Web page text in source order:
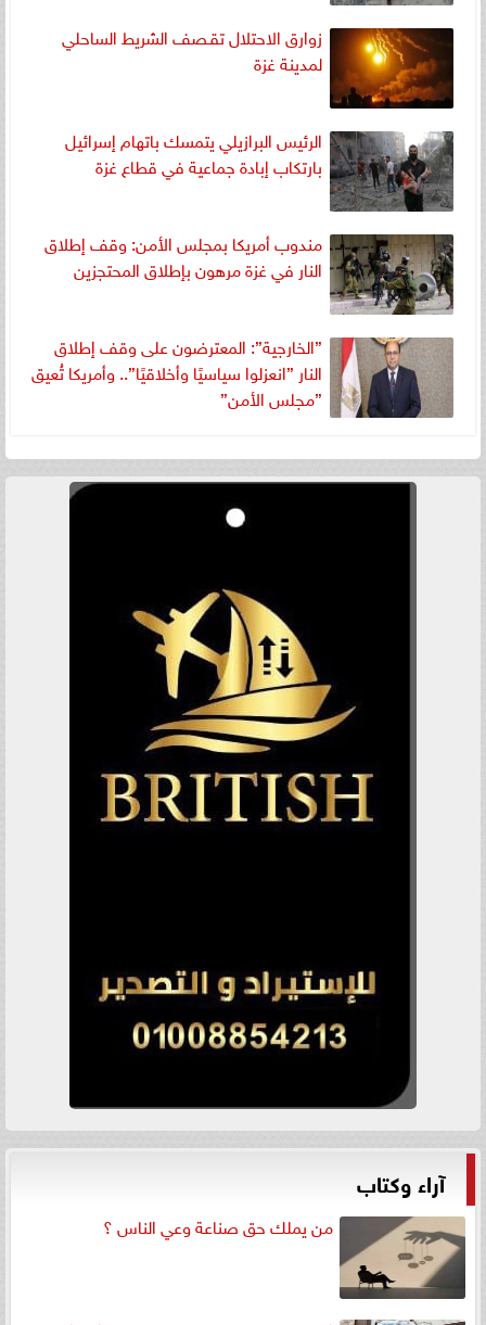
زوارق الاحتلال تقـصف الشريط الساحلي
لمدينة غزة
الرئيس البرازيلي يتمسك باتهام إسرائيل
بارتكاب إبادة جماعية في قطاع غزة
مندوب أمريكا بمجلس الأمن: وقف إطلاق
النار في غزة مرهون بإطلاق المحتجزين
”الخارجية”: المعترضون على وقف إطلاق
النار ”انعزلوا سياسيًا وأخلاقيًا”.. وأمريكا تُعيق
”مجلس الأمن”
آراء وكتاب
من يملك حق صناعة وعي الناس ؟